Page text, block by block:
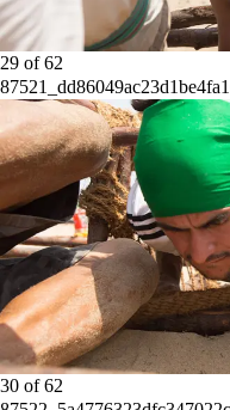
29 of62
30 of62